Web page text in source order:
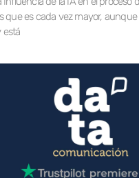
que es cada vez mayor,
está